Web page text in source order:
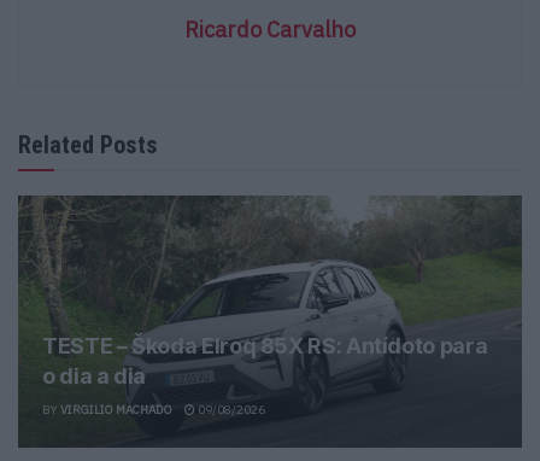
Ricardo Carvalho
Related Posts
TESTE – Škoda Elroq 85X RS: Antídoto para
o dia a dia
BY VIRGILIO MACHADO 09/08/2026